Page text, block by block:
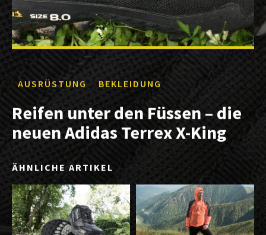
AUSRÜSTUNG BEKLEIDUNG
Reifen unter den Füssen – die
neuen Adidas Terrex X-King
ÄHNLICHE ARTIKEL